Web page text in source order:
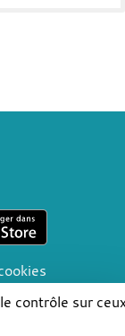
inapproprié
contrôle sur